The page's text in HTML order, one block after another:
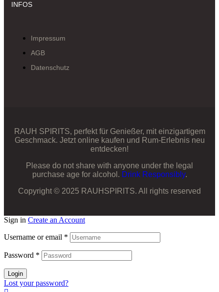
INFOS
Impressum
AGB
Datenschutz
RAUH SPIRITS, perfekt für Genießer, mit einzigartigem
Geschmack. Jetzt online kaufen und Rum-Erlebnis neu
entdecken!
Please do not share with anyone under the legal
purchase age for alcohol. Drink Responsibly.
Copyright © 2025 RAUHSPIRITS. All rights reserved
Sign in Create an Account
Username or email *
Password *
Login
Lost your password?